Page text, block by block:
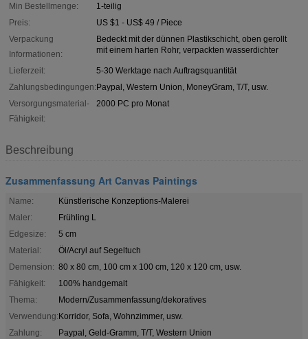
Min Bestellmenge:
1-teilig
Preis:
US $1 - US$ 49 / Piece
Verpackung
Informationen:
Bedeckt mit der dünnen Plastikschicht, oben gerollt
mit einem harten Rohr, verpackten wasserdichter
Lieferzeit:
5-30 Werktage nach Auftragsquantität
Zahlungsbedingungen:Paypal, Western Union, MoneyGram, T/T, usw.
Versorgungsmaterial-
Fähigkeit:
2000 PC pro Monat
Beschreibung
Zusammenfassung Art Canvas Paintings
Name:
Künstlerische Konzeptions-Malerei
Maler:
Frühling L
Edgesize:
5 cm
Material:
Öl/Acryl auf Segeltuch
Demension: 80 x 80 cm, 100 cm x 100 cm, 120 x 120 cm, usw.
Fähigkeit:
100% handgemalt
Thema:
Modern/Zusammenfassung/dekoratives
Verwendung:Korridor, Sofa, Wohnzimmer, usw.
Zahlung:
Paypal, Geld-Gramm, T/T, Western Union